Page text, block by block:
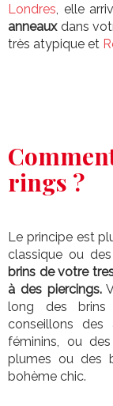
Londres, elle
anneauxdans
très atypique et
rings ?
Le principe est
classique ou
brins devotre
à des piercings.
long des brins
conseillons des
féminins, ou
plumes ou des
bohème chic.